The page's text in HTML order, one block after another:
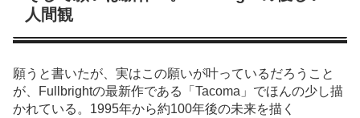
人間観
願うと書いたが、実はこの願いが叶っているだろうこと
が、Fullbrightの最新作である「Tacoma」でほんの少し描
かれている。1995年から約100年後の未来を描く